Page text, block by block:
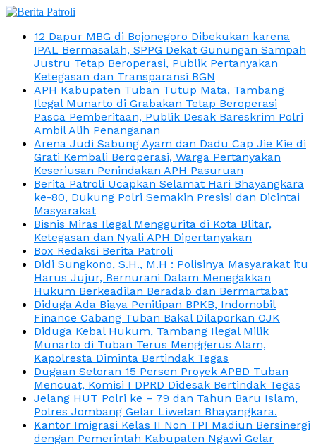
12 Dapur MBG di Bojonegoro Dibekukan karena
IPAL Bermasalah, SPPG Dekat Gunungan Sampah
Justru Tetap Beroperasi, Publik Pertanyakan
Ketegasan dan Transparansi BGN
APH Kabupaten Tuban Tutup Mata, Tambang
Ilegal Munarto di Grabakan Tetap Beroperasi
Pasca Pemberitaan, Publik Desak Bareskrim Polri
Ambil Alih Penanganan
Arena Judi Sabung Ayam dan Dadu Cap Jie Kie di
Grati Kembali Beroperasi, Warga Pertanyakan
Keseriusan Penindakan APH Pasuruan
Berita Patroli Ucapkan Selamat Hari Bhayangkara
ke-80, Dukung Polri Semakin Presisi dan Dicintai
Masyarakat
Bisnis Miras Ilegal Menggurita di Kota Blitar,
Ketegasan dan Nyali APH Dipertanyakan
Box Redaksi Berita Patroli
Didi Sungkono, S.H., M.H : Polisinya Masyarakat itu
Harus Jujur, Bernurani Dalam Menegakkan
Hukum Berkeadilan Beradab dan Bermartabat
Diduga Ada Biaya Penitipan BPKB, Indomobil
Finance Cabang Tuban Bakal Dilaporkan OJK
Diduga Kebal Hukum, Tambang Ilegal Milik
Munarto di Tuban Terus Menggerus Alam,
Kapolresta Diminta Bertindak Tegas
Dugaan Setoran 15 Persen Proyek APBD Tuban
Mencuat, Komisi I DPRD Didesak Bertindak Tegas
Jelang HUT Polri ke – 79 dan Tahun Baru Islam,
Polres Jombang Gelar Liwetan Bhayangkara.
Kantor Imigrasi Kelas II Non TPI Madiun Bersinergi
dengan Pemerintah Kabupaten Ngawi Gelar